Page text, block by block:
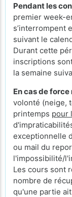
Pendant les
premier week-
s’interrompent
suivant le
Durant cette
inscriptions
la semaine
En cas de
volonté (neige,
printemps pour
exceptionnelle
ou mail du
l'impossibilité/
Les cours sont
nombre de
qu'une partie